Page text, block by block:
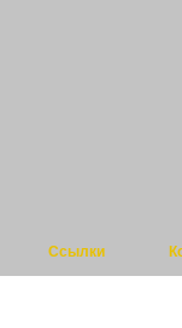
Ссылки